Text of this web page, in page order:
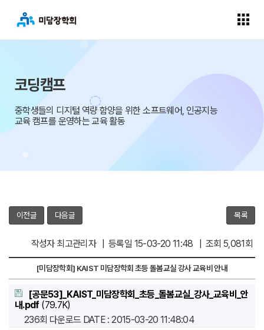
코딩캠프
중학생들의 디지털 역량 함양을 위한 소프트웨어, 인공지능
교육 캠프를 운영하는 교육 활동
이전글 다음글 목록
작성자 최고관리자 | 등록일 15-03-20 11:48 | 조회 5,081회
[미담장학회] KAIST 미담장학회 초등 돌봄교실 강사 교육비 안내
[공문53]_KAIST_미담장학회_초등_돌봄교실_강사_교육비_안
내.pdf (79.7K)
236회 다운로드 DATE : 2015-03-20 11:48:04